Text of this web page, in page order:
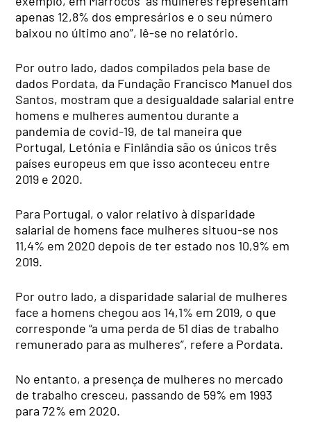
apenas 12,8% dos empresários e o seu número
baixou no último ano”, lê-se no relatório.
Por outro lado, dados compilados pela base de
dados Pordata, da Fundação Francisco Manuel dos
Santos, mostram que a desigualdade salarial entre
homens e mulheres aumentou durante a
pandemia de covid-19, de tal maneira que
Portugal, Letónia e Finlândia são os únicos três
países europeus em que isso aconteceu entre
2019 e 2020.
Para Portugal, o valor relativo à disparidade
salarial de homens face mulheres situou-se nos
11,4% em 2020 depois de ter estado nos 10,9% em
2019.
Por outro lado, a disparidade salarial de mulheres
face a homens chegou aos 14,1% em 2019, o que
corresponde “a uma perda de 51 dias de trabalho
remunerado para as mulheres”, refere a Pordata.
No entanto, a presença de mulheres no mercado
de trabalho cresceu, passando de 59% em 1993
para 72% em 2020.